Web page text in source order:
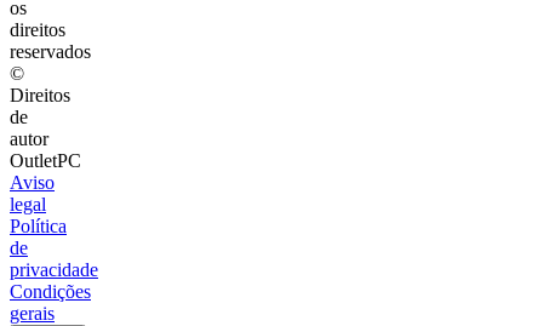
os
direitos
reservados
©
Direitos
de
autor
OutletPC
Aviso
legal
Política
de
privacidade
Condições
gerais